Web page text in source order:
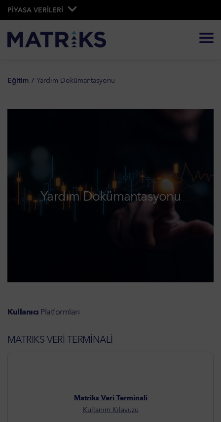
PİYASA VERİLERİ
Eğitim Yardım Dokümantasyonu
Yardım Dokümantasyonu
Kullanıcı Platformları
MATRIKS VERİ TERMİNALİ
Matriks Veri Terminali
Kullanım Kılavuzu